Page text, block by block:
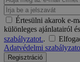
Értesülni akarok e-
különleges ajánlatairól
szabályzatot..
Adatvédelmi
Regisztráció